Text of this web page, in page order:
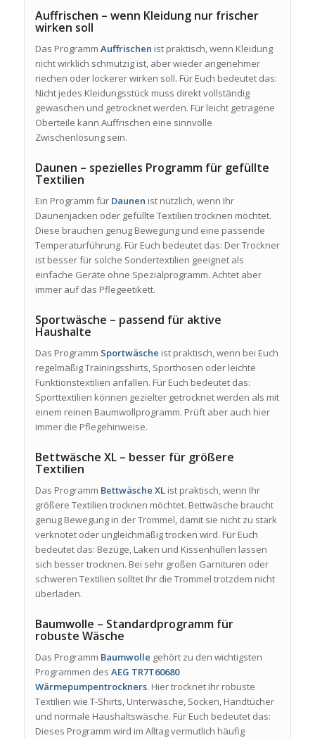
Auffrischen – wenn Kleidung nur frischer
wirken soll
Das Programm Auffrischen ist praktisch, wenn Kleidung
nicht wirklich schmutzig ist, aber wieder angenehmer
riechen oder lockerer wirken soll. Für Euch bedeutet das:
Nicht jedes Kleidungsstück muss direkt vollständig
gewaschen und getrocknet werden. Für leicht getragene
Oberteile kann Auffrischen eine sinnvolle
Zwischenlösung sein.
Daunen – spezielles Programm für gefüllte
Textilien
Ein Programm für Daunen ist nützlich, wenn Ihr
Daunenjacken oder gefüllte Textilien trocknen möchtet.
Diese brauchen genug Bewegung und eine passende
Temperaturführung. Für Euch bedeutet das: Der Trockner
ist besser für solche Sondertextilien geeignet als
einfache Geräte ohne Spezialprogramm. Achtet aber
immer auf das Pflegeetikett.
Sportwäsche – passend für aktive
Haushalte
Das Programm Sportwäsche ist praktisch, wenn bei Euch
regelmäßig Trainingsshirts, Sporthosen oder leichte
Funktionstextilien anfallen. Für Euch bedeutet das:
Sporttextilien können gezielter getrocknet werden als mit
einem reinen Baumwollprogramm. Prüft aber auch hier
immer die Pflegehinweise.
Bettwäsche XL – besser für größere
Textilien
Das Programm Bettwäsche XList praktisch, wenn Ihr
größere Textilien trocknen möchtet. Bettwäsche braucht
genug Bewegung in der Trommel, damit sie nicht zu stark
verknotet oder ungleichmäßig trocken wird. Für Euch
bedeutet das: Bezüge, Laken und Kissenhüllen lassen
sich besser trocknen. Bei sehr großen Garnituren oder
schweren Textilien solltet Ihr die Trommel trotzdem nicht
überladen.
Baumwolle – Standardprogramm für
robuste Wäsche
Das Programm Baumwolle gehört zu den wichtigsten
Programmen des AEG TR7T60680
Wärmepumpentrockners. Hier trocknet Ihr robuste
Textilien wie T-Shirts, Unterwäsche, Socken, Handtücher
und normale Haushaltswäsche. Für Euch bedeutet das:
Dieses Programm wird im Alltag vermutlich häufig